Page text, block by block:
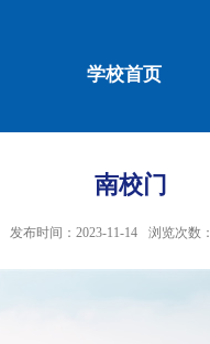
学校首页
南校门
发布时间：2023-11-14 浏览次数：